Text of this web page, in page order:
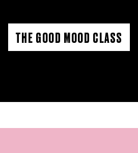
THE GOOD MOOD CLASS